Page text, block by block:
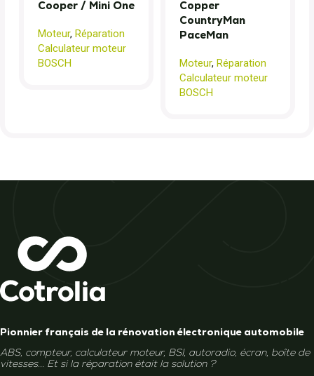
Cooper / Mini One
Moteur, Réparation
Calculateur moteur
BOSCH
Copper
CountryMan
PaceMan
Moteur, Réparation
Calculateur moteur
BOSCH
Pionnier français de la rénovation électronique automobile
ABS, compteur, calculateur moteur, BSI, autoradio, écran, boîte de
vitesses... Et si la réparation était la solution ?